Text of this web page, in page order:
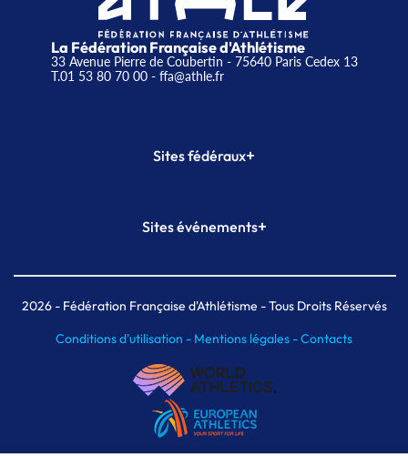
La Fédération Française d'Athlétisme
33 Avenue Pierre de Coubertin - 75640 Paris Cedex 13
T.01 53 80 70 00- ffa@athle.fr
Sites fédéraux+
Plateforme Formation
Sites événements+
Meeting de Paris indoor
MAIF Ekiden de Paris
2026- Fédération Française d'Athlétisme - Tous Droits Réservés
Conditions d'utilisation - Mentions légales -Contacts